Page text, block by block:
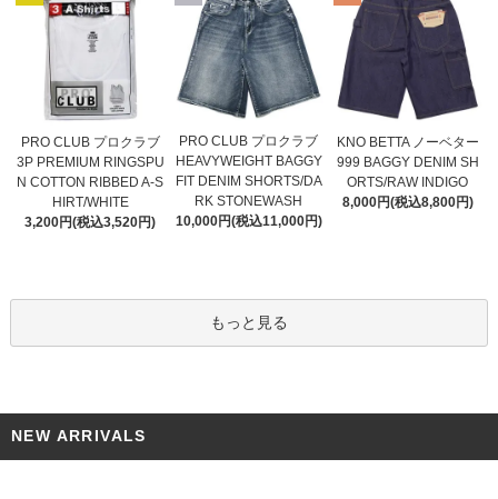
PRO CLUB プロクラブ
3P PREMIUM RINGSPU
N COTTON RIBBED A-S
HIRT/WHITE
3,200円(税込3,520円)
PRO CLUB プロクラブ
HEAVYWEIGHT BAGGY
FIT DENIM SHORTS/DA
RK STONEWASH
10,000円(税込11,000円)
KNO BETTA ノーベター
999 BAGGY DENIM SH
ORTS/RAW INDIGO
8,000円(税込8,800円)
もっと見る
NEW ARRIVALS